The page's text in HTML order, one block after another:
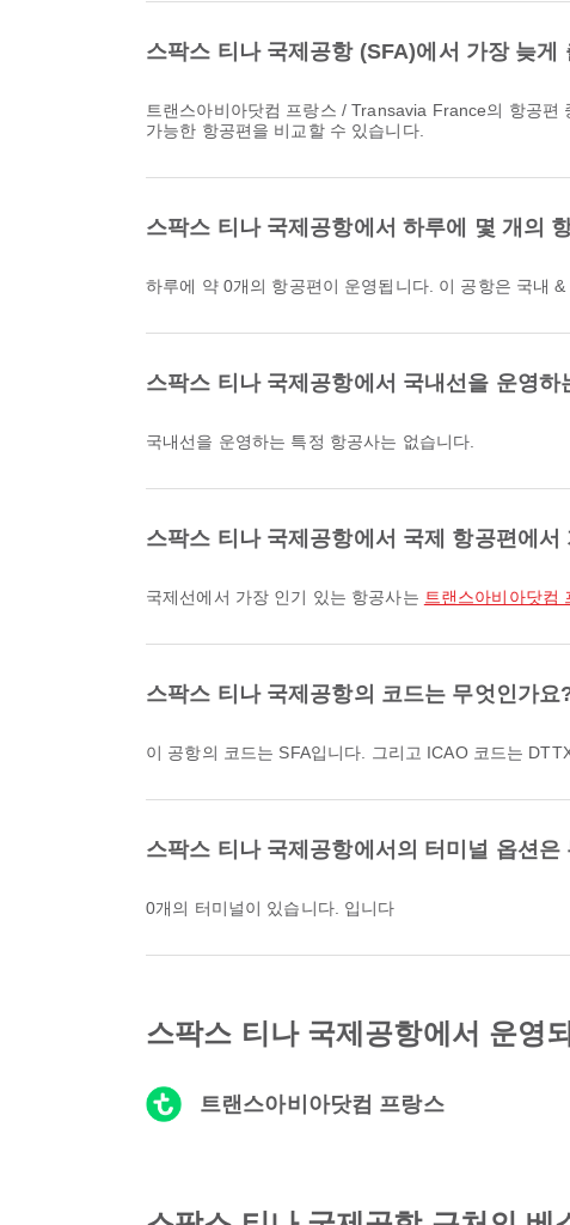
스팍스 티나 국제공항 (SFA)에서 가장 늦
트랜스아비아닷컴 프랑스 / Transavia France의 항공편 중 항공편 번호 TO8099로 운항되는 파리행 가장 늦은 항공편은 11:00에 출발합니다. Airpaz에서 해당 일정과 다른 이용
가능한 항공편을 비교할 수 있습니다.
스팍스 티나 국제공항에서 하루에 몇 개의
하루에 약 0개의 항공편이 운영됩니다. 이 공항은 국내
스팍스 티나 국제공항에서 국내선을 운영
국내선을 운영하는 특정 항공사는 없습니다.
스팍스 티나 국제공항에서 국제 항공편에
국제선에서 가장 인기 있는 항공사는 트랜스아비아닷컴
스팍스 티나 국제공항의 코드는 무엇인가요
이 공항의 코드는 SFA입니다. 그리고 ICAO 코드는
스팍스 티나 국제공항에서의 터미널 옵션은
0개의 터미널이 있습니다. 입니다
스팍스 티나 국제공항에서 운영
트랜스아비아닷컴 프랑스